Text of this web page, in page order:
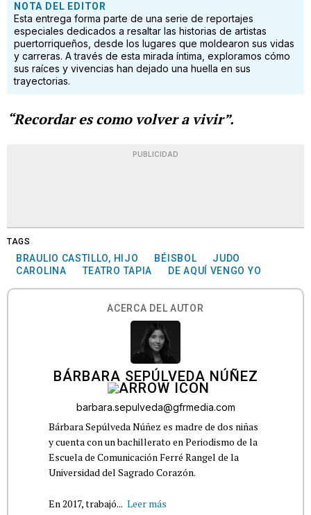
NOTA DEL EDITOR
Esta entrega forma parte de una serie de reportajes
especiales dedicados a resaltar las historias de artistas
puertorriqueños, desde los lugares que moldearon sus vidas
y carreras. A través de esta mirada íntima, exploramos cómo
sus raíces y vivencias han dejado una huella en sus
trayectorias.
“Recordar es como volver a vivir”.
PUBLICIDAD
TAGS
BRAULIO CASTILLO, HIJO BÉISBOL
JUDO
CAROLINA
TEATRO TAPIA DE AQUÍ VENGO YO
ACERCA DEL AUTOR
BÁRBARA SEPÚLVEDA NÚÑEZ
barbara.sepulveda@gfrmedia.com
Bárbara Sepúlveda Núñez es madre de dos niñas
y cuenta con un bachillerato en Periodismo de la
Escuela de Comunicación Ferré Rangel de la
Universidad del Sagrado Corazón.
En 2017, trabajó... Leer más